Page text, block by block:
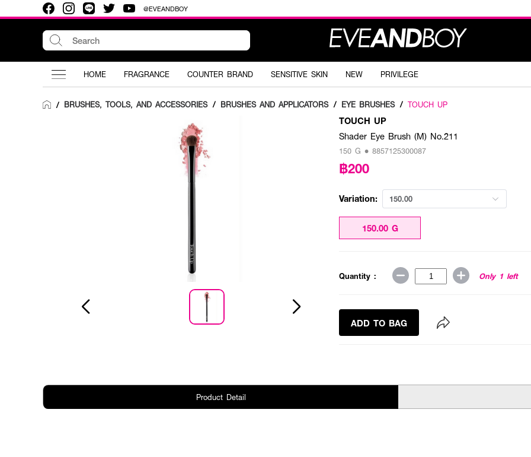
@EVEANDBOY
HOME FRAGRANCE COUNTER BRAND SENSITIVE SKIN NEW PRIVILEGE
/ BRUSHES, TOOLS, AND ACCESSORIES / BRUSHES AND APPLICATORS / EYE BRUSHES / TOUCH UP
TOUCH UP
Shader Eye Brush (M) No.211
150 G • 8857125300087
฿200
Variation: 150.00
150.00 G
Quantity : Only 1 left
ADD TO BAG
Product Detail